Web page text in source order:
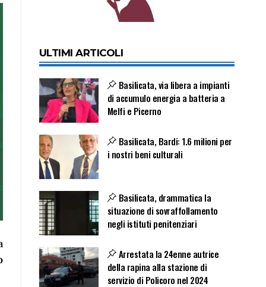
ULTIMI ARTICOLI
Basilicata, via libera a impianti
di accumulo energia a batteria a
Melfi e Picerno
Basilicata, Bardi: 1.6 milioni per
i nostri beni culturali
Basilicata, drammatica la
situazione di sovraffollamento
negli istituti penitenziari
Arrestata la 24enne autrice
della rapina alla stazione di
servizio di Policoro nel 2024